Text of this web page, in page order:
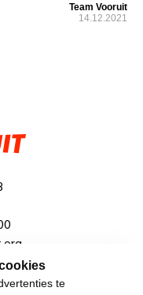
te
Team Vooruit
14.12.2021